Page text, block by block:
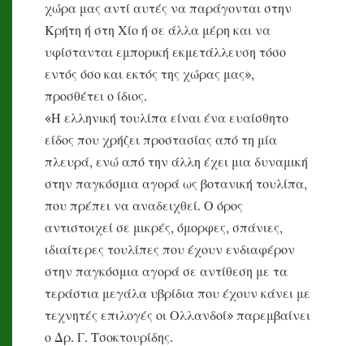
χώρα μας αντί αυτές να παράγονται στην
Κρήτη ή στη Χίο ή σε άλλα μέρη και να
υφίστανται εμπορική εκμετάλλευση τόσο
εντός όσο και εκτός της χώρας μας»,
προσθέτει ο ίδιος.
«Η ελληνική τουλίπα είναι ένα ευαίσθητο
είδος που χρήζει προστασίας από τη μία
πλευρά, ενώ από την άλλη έχει μια δυναμική
στην παγκόσμια αγορά ως βοτανική τουλίπα,
που πρέπει να αναδειχθεί. Ο όρος
αντιστοιχεί σε μικρές, όμορφες, σπάνιες,
ιδιαίτερες τουλίπες που έχουν ενδιαφέρον
στην παγκόσμια αγορά σε αντίθεση με τα
τεράστια μεγάλα υβρίδια που έχουν κάνει με
τεχνητές επιλογές οι Ολλανδοί» παρεμβαίνει
ο Δρ. Γ. Τσοκτουρίδης.